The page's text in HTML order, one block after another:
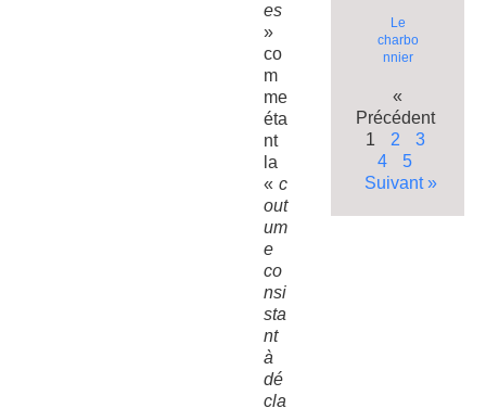
es
»
co
m
me
éta
nt
la
«c
out
um
e
co
nsi
sta
nt
à
dé
cla
Le
charbo
nnier
«
Précédent
1
2
3
4
5
Suivant »